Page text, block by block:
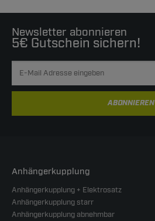
Newsletter abonnieren
5€ Gutschein sichern!
ABONNIEREN
Anhängerkupplung
Anhängerkupplung + Elektrosatz
Anhängerkupplung starr
Anhängerkupplung abnehmbar